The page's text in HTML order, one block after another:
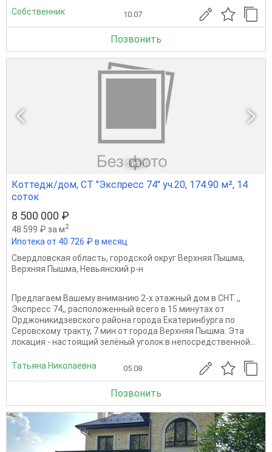
Собственник 10.07
Позвонить
1 из 1
Коттедж/дом, СТ "Экспресс 74" уч.20, 174.90 м², 14
соток
8 500 000 ₽
48 599 ₽ за м2
Ипотека от 40 726 ₽ в месяц
Свердловская область, городской округ Верхняя Пышма,
Верхняя Пышма, Невьянский р-н
Предлагаем Вашему вниманию 2-х этажный дом в СНТ ,,
Экспресс 74,, расположенный всего в 15 минутах от
Орджоникидзевского района города Екатеринбурга по
Серовскому тракту, 7 мин от города Верхняя Пышма. Эта
локация - настоящий зелёный уголок в непосредственной...
Татьяна Николаевна 05.08
Позвонить